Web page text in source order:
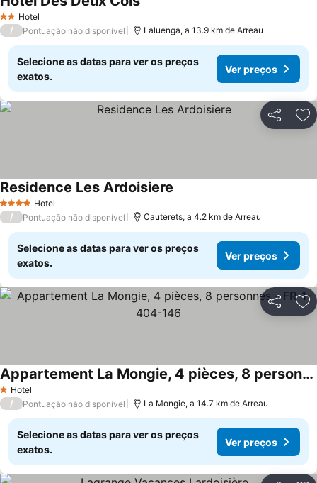
2 Estrelas
Hotel
/ Pontuação não disponível Laluenga, a 13.9 km de Arreau
Selecione as datas para ver os preços
exatos.
Ver preços
Partilhar
4 EstrelasHotel
Residence Les Ardoisiere
/ Pontuação não disponível Cauterets, a 4.2 km de Arreau
Selecione as datas para ver os preços
exatos.
Ver preços
Partilhar
1 Estrelas
Hotel
Appartement La Mongie, 4 pièces, 8 personnes - FR-1-404-146
/ Pontuação não disponível La Mongie, a 14.7 km de Arreau
Selecione as datas para ver os preços
exatos.
Ver preços